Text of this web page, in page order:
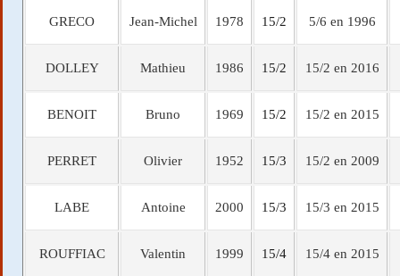
GRECO Jean-Michel 1978 15/2 5/6 en 1996
DOLLEY Mathieu 1986 15/2 15/2 en 2016
BENOIT Bruno 1969 15/2 15/2 en 2015
PERRET Olivier 1952 15/3 15/2 en 2009
LABE Antoine 2000 15/3 15/3 en 2015
ROUFFIAC Valentin 1999 15/4 15/4 en 2015